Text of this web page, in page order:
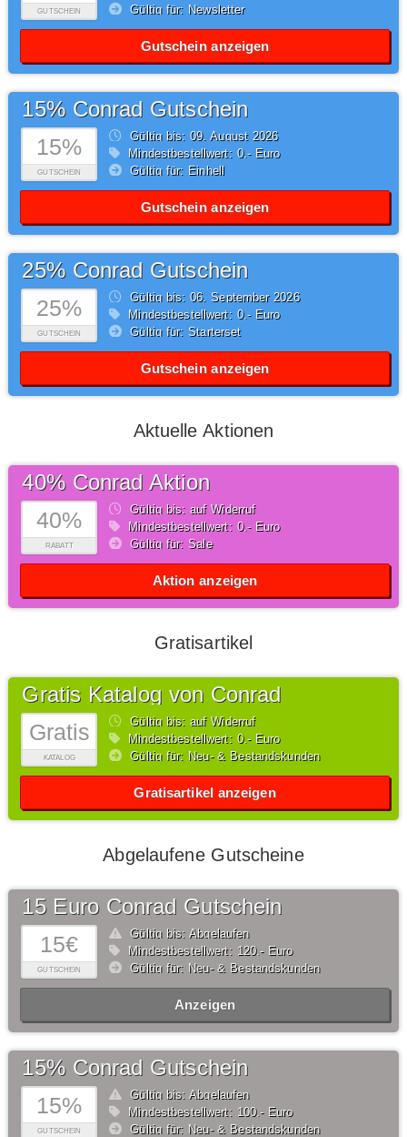
GUTSCHEIN
Gültig für: Newsletter
Gutschein anzeigen
15%
GUTSCHEIN
15% Conrad Gutschein
Gültig bis: 09.August2026
Mindestbestellwert: 0,- Euro
Gültig für: Einhell
Gutschein anzeigen
25%
GUTSCHEIN
25% Conrad Gutschein
Gültig bis: 06.September2026
Mindestbestellwert: 0,- Euro
Gültig für: Starterset
Gutschein anzeigen
Aktuelle Aktionen
40%
RABATT
40% Conrad Aktion
Gültig bis: auf Widerruf
Mindestbestellwert: 0,- Euro
Gültig für: Sale
Aktion anzeigen
Gratisartikel
Gratis
KATALOG
Gratis Katalog von Conrad
Gültig bis: auf Widerruf
Mindestbestellwert: 0,- Euro
Gültig für: Neu- & Bestandskunden
Gratisartikel anzeigen
Abgelaufene Gutscheine
15€
GUTSCHEIN
15 Euro Conrad Gutschein
Gültig bis: Abgelaufen
Mindestbestellwert: 120,- Euro
Gültig für: Neu- & Bestandskunden
Anzeigen
15%
GUTSCHEIN
15% Conrad Gutschein
Gültig bis: Abgelaufen
Mindestbestellwert: 100,- Euro
Gültig für: Neu- & Bestandskunden